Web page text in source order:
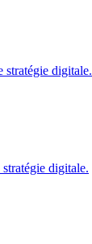
digitale.
digitale.